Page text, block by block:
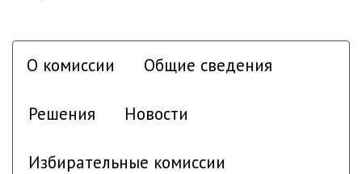
О комиссии Общие сведения
Решения Новости
Избирательные комиссии